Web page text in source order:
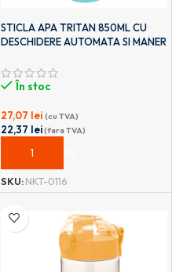
STICLA APA TRITAN 850ML CU
DESCHIDERE AUTOMATA SI MANER
În stoc
27,07 lei (cu TVA)
22,37 lei(fara TVA)
ADAUGĂ ÎN COȘ
SKU:NKT-0116